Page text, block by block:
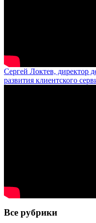
Сергей Локтев, директор
развития клиентского
Все рубрики